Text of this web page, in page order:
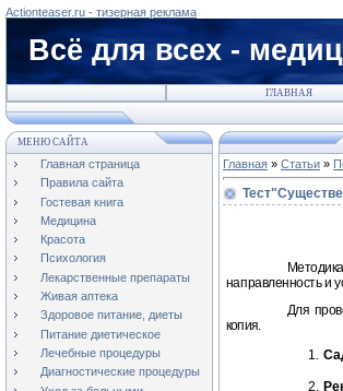
Actionteaser.ru - тизерная реклама
Всё для всех -
ГЛАВНАЯ
МЕНЮ САЙТА
Главная страница
Правила сайта
Гостевая книга
Медицина
Красота
Психология
Лекарственные препараты
Живая аптека
Здоровое питание, диеты
Питание диетическое
Лечебные процедуры
Диагностические процедуры
Главная » Статьи »
направленность и
Для
копия.
1.
2.